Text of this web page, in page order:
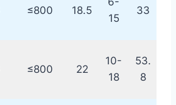
≤800 18.5
15
33
≤800 22
10-
18
53.
8